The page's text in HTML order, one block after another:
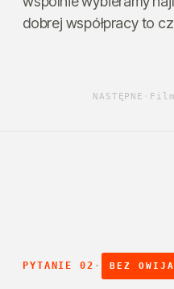
dobrej współpracy to
NASTĘPNE ·
PYTANIE 02 · BEZ